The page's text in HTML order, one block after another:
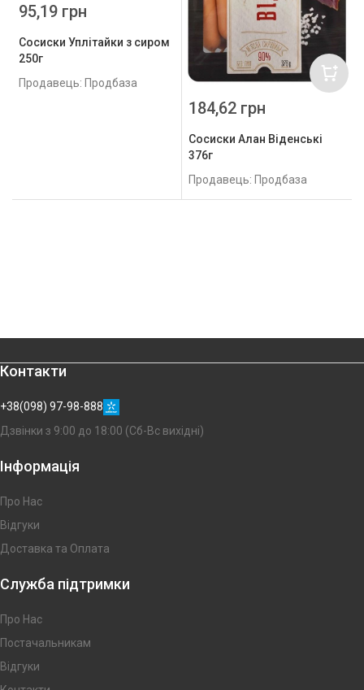
Сосиски Уплітайки з сиром
250г
Продавець: Продбаза
95,19 грн
Сосиски Алан Віденські
376г
Продавець: Продбаза
184,62 грн
Контакти
+38(098) 97-98-888
Дзвінки з 9:00 до 18:00 (Сб-Вс вихідні)
Інформація
Про Нас
Відгуки
Доставка та Оплата
Служба підтримки
Про Нас
Постачальникам
Відгуки